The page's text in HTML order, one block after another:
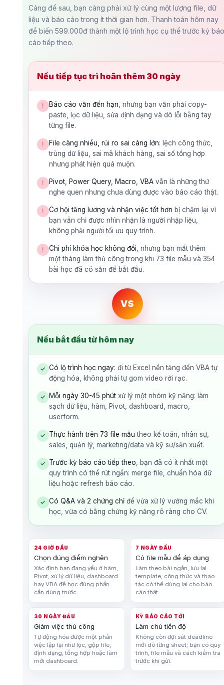
Càng để sau, bạn càng phải xử lý cùng một lượng file, dữ
liệu và báo cáo trong ít thời gian hơn. Thanh toán hôm nay
để biến 599.000đ thành một lộ trình học cụ thể trước kỳ báo
cáo tiếp theo.
Nếu tiếp tục trì hoãn thêm 30 ngày
! Báo cáo vẫn đến hạn , nhưng bạn vẫn phải copy-
paste, lọc dữ liệu, sửa định dạng và dò lỗi bằng tay
từng file.
! File càng nhiều, rủi ro sai càng lớn: lệch công thức,
trùng dữ liệu, sai mã khách hàng, sai số tổng hợp
nhưng phát hiện quá muộn.
! Pivot, Power Query, Macro, VBAvẫn là những thứ
nghe quen nhưng chưa dùng được vào báo cáo thật.
! Cơ hội tăng lương và nhận việc tốt hơn bị chậm lại vì
bạn vẫn chỉ được nhìn nhận là người nhập liệu,
không phải người tối ưu quy trình.
! Chi phí khóa học không đổi , nhưng bạn mất thêm
một tháng làm thủ công trong khi 73 file mẫu và 354
bài học đã có sẵn để bắt đầu.
VS
Nếu bắt đầu từ hôm nay
✓ Có lộ trình học ngay: đi từ Excel nền tảng đến VBA tự
động hóa, không phải tự gom video rời rạc.
✓ Mỗi ngày 30-45 phútxử lý một nhóm kỹ năng: làm
sạch dữ liệu, hàm, Pivot, dashboard, macro,
userform.
✓ Thực hành trên 73 file mẫu theo kế toán, nhân sự,
sales, quản lý, marketing/data và kỹ sư/sản xuất.
✓ Trước kỳ báo cáo tiếp theo , bạn đã có ít nhất một
quy trình có thể rút ngắn: merge file, chuẩn hóa dữ
liệu hoặc refresh báo cáo.
✓ Có Q&A và 2 chứng chỉđể vừa xử lý vướng mắc khi
học, vừa có bằng chứng kỹ năng rõ ràng cho CV.
24 GIỜ ĐẦU
Chọn đúng điểm nghẽn
Xác định bạn đang yếu ở hàm,
Pivot, xử lý dữ liệu, dashboard
hay VBA để học đúng phần
cần dùng trước.
7 NGÀY ĐẦU
Có file mẫu để áp dụng
Làm theo bài ngắn, lưu lại
template, công thức và thao
tác có thể dùng lại cho báo
cáo thật.
30 NGÀY ĐẦU
Giảm việc thủ công
Tự động hóa được một phần
việc lặp lại như lọc, gộp file,
định dạng, tổng hợp hoặc làm
mới dashboard.
KỲ BÁO CÁO TỚI
Làm chủ tiến độ
Không còn đợi sát deadline
mới dò từng sheet; bạn có quy
trình, file mẫu và cách kiểm tra
trước khi gửi.